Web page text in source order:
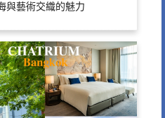
與藝術交織的魅力